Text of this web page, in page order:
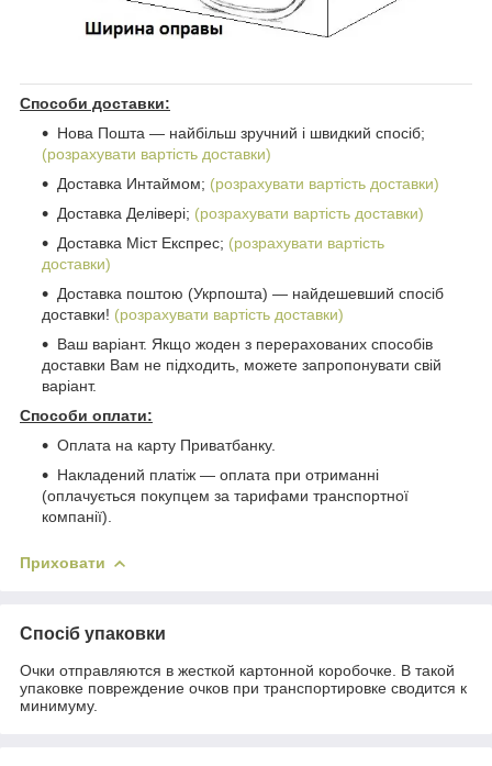
Способи доставки:
Нова Пошта ― найбільш зручний і швидкий спосіб;
(розрахувати вартість доставки)
Доставка Интаймом; (розрахувати вартість доставки)
Доставка Делівері; (розрахувати вартість доставки)
Доставка Міст Експрес; (розрахувати вартість
доставки)
Доставка поштою (Укрпошта) ― найдешевший спосіб
доставки! (розрахувати вартість доставки)
Ваш варіант. Якщо жоден з перерахованих способів
доставки Вам не підходить, можете запропонувати свій
варіант.
Способи оплати:
Оплата на карту Приватбанку.
Накладений платіж ― оплата при отриманні
(оплачується покупцем за тарифами транспортної
компанії).
Приховати
Спосіб упаковки
Очки отправляются в жесткой картонной коробочке. В такой
упаковке повреждение очков при транспортировке сводится к
минимуму.